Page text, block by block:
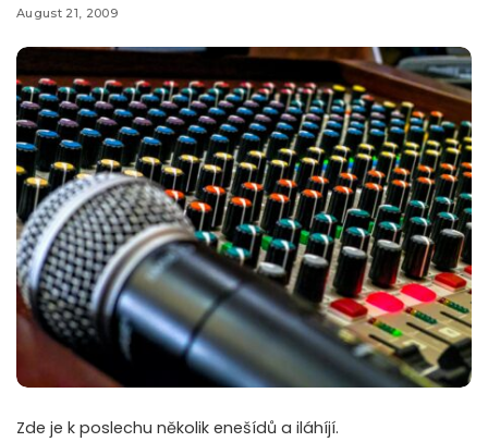
August 21, 2009
Zde je k poslechu několik enešídů a iláhíjí.